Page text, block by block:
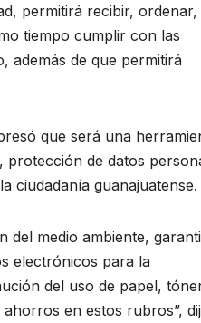
permitirá recibir, ordenar,
tiempo cumplir con las
además de que permitirá
que será una
protección de datos
ciudadanía guanajuatense.
del medio ambiente,
electrónicos para la
del uso de papel,
en estos rubros”,